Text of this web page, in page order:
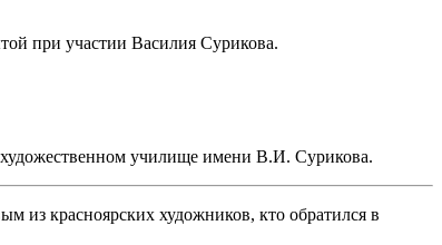
при участии Василия Сурикова.
художественном училище имени В.И. Сурикова.
из красноярских художников, кто обратился в